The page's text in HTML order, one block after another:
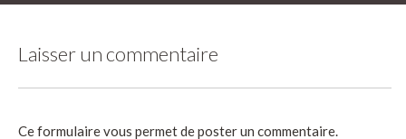
Laisser un commentaire
Ce formulaire vous permet de poster un commentaire.